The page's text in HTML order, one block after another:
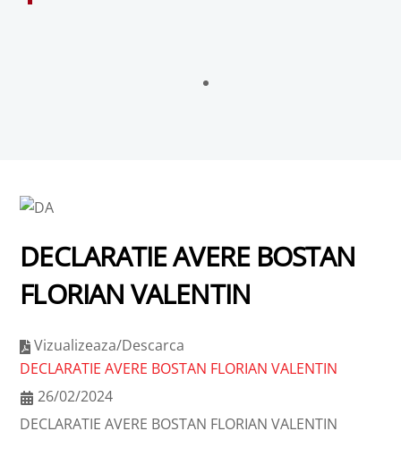
DECLARATIE AVERE BOSTAN
FLORIAN VALENTIN
Vizualizeaza/Descarca
DECLARATIE AVERE BOSTAN FLORIAN VALENTIN
26/02/2024
DECLARATIE AVERE BOSTAN FLORIAN VALENTIN